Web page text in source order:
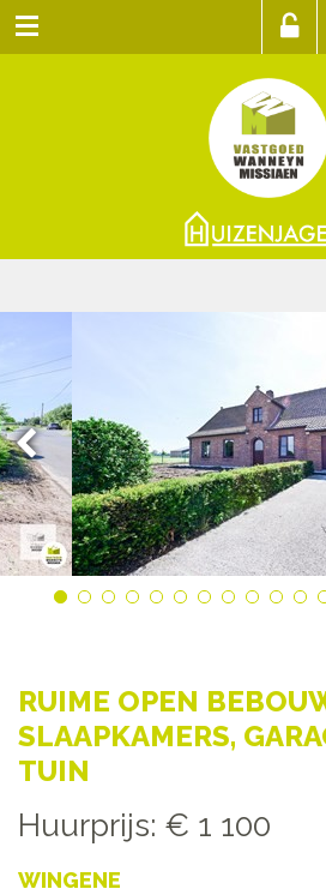
RUIME OPEN
SLAAPKAMERS,
TUIN
Huurprijs: € 1 100
WINGENE